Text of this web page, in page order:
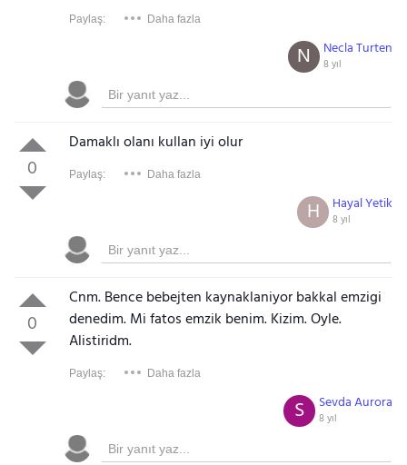
Paylaş: Daha fazla
Necla Turten
8 yıl
N
0
Damaklı olanı kullan iyi olur
Paylaş: Daha fazla
Hayal Yetik
8 yıl
H
0
Cnm. Bence bebejten kaynaklaniyor bakkal emzigi
denedim. Mi fatos emzik benim. Kizim. Oyle.
Alistiridm.
Paylaş: Daha fazla
Sevda Aurora
8 yıl
S